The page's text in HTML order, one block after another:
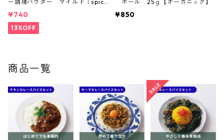
ー調理パウダー マイルド｜spice
roomイージーシリーズ
¥740
13%OFF
ホール 25ｇ【オーガニック】
¥850
商品一覧